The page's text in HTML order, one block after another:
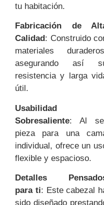
tu habitación.
Fabricación de
Calidad : Construido
materiales
asegurando así
resistencia y larga
útil.
Usabilidad
Sobresaliente: Al
pieza para una
individual, ofrece un
flexible y espacioso.
Detalles
para ti: Este cabezal
sido diseñado